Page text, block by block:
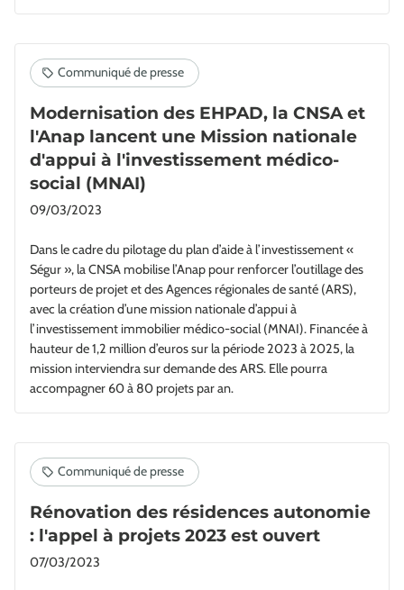
Modernisation des EHPAD, la CNSA et
l'Anap lancent une Mission nationale
d'appui à l'investissement médico-
social (MNAI)
09/03/2023
Dans le cadre du pilotage du plan d’aide à l’investissement «
Ségur », la CNSA mobilise l’Anap pour renforcer l’outillage des
porteurs de projet et des Agences régionales de santé (ARS),
avec la création d’une mission nationale d’appui à
l’investissement immobilier médico-social (MNAI). Financée à
hauteur de 1,2 million d’euros sur la période 2023 à 2025, la
mission interviendra sur demande des ARS. Elle pourra
accompagner 60 à 80 projets par an.
Rénovation des résidences autonomie
: l'appel à projets 2023 est ouvert
07/03/2023